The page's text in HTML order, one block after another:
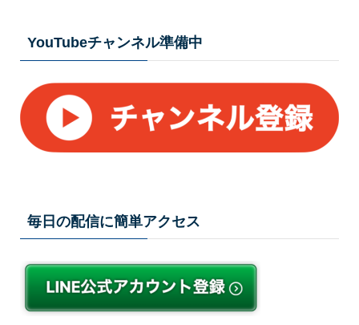
YouTubeチャンネル準備中
毎日の配信に簡単アクセス